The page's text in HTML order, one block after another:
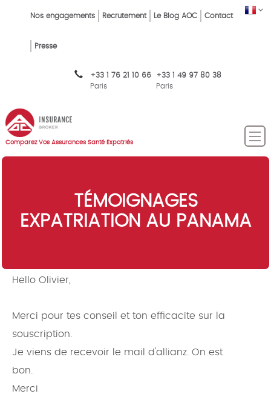
content
FR
Top
Menu
FR
Nos engagements Recrutement Le Blog AOC Contact
Presse
+33 1 76 21 10 66
Paris
+33 1 49 97 80 38
Paris
Comparez Vos Assurances Santé Expatriés
TÉMOIGNAGES
EXPATRIATION AU PANAMA
Hello Olivier,
Merci pour tes conseil et ton efficacite sur la
souscription.
Je viens de recevoir le mail d'allianz. On est
bon.
Merci